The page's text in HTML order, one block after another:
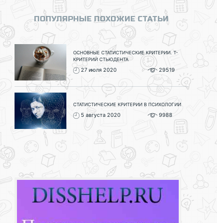
ПОПУЛЯРНЫЕ ПОХОЖИЕ СТАТЬИ
ОСНОВНЫЕ СТАТИСТИЧЕСКИЕ КРИТЕРИИ. T-
КРИТЕРИЙ СТЬЮДЕНТА
27 июля 2020 29519
СТАТИСТИЧЕСКИЕ КРИТЕРИИ В ПСИХОЛОГИИ
5 августа 2020 9988